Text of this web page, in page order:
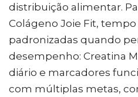
distribuição alimentar.
Colágeno Joie Fit,
padronizadas quando
desempenho: Creatina
diário e marcadores
com múltiplas metas,